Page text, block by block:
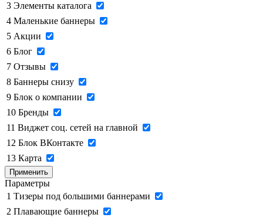
3 Элементы каталога
4 Маленькие баннеры
5 Акции
6 Блог
7 Отзывы
8 Баннеры снизу
9 Блок о компании
10 Бренды
11 Виджет соц. сетей на главной
12 Блок ВКонтакте
13 Карта
Применить
Параметры
1 Тизеры под большими баннерами
2 Плавающие баннеры